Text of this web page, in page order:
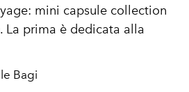
mini capsule collection
La prima è dedicata alla
Bagi